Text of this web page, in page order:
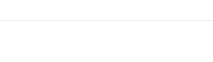
，包括文件、权限、账号、运行数据等，与原app互不干